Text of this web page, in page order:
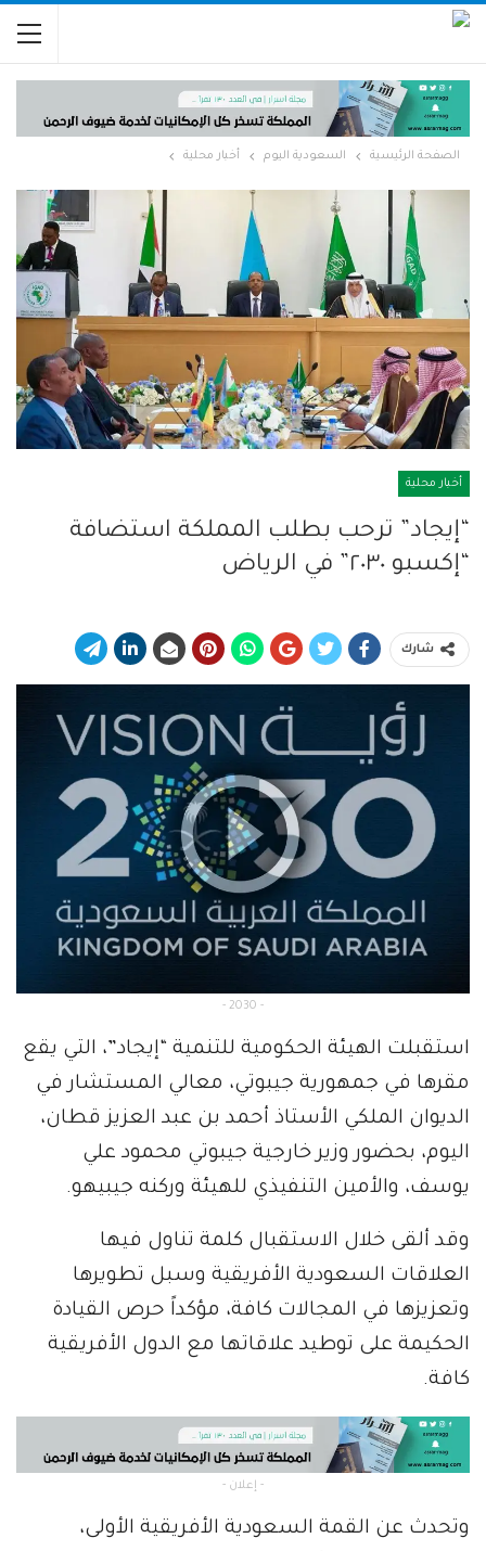
الصفحة الرئيسية السعودية اليوم أخبار محلية
أخبار محلية
“إيجاد” ترحب بطلب المملكة استضافة
“إكسبو ٢٠٣٠” في الرياض
شارك
- 2030 -
استقبلت الهيئة الحكومية للتنمية “إيجاد”، التي يقع
مقرها في جمهورية جيبوتي، معالي المستشار في
الديوان الملكي الأستاذ أحمد بن عبد العزيز قطان،
اليوم، بحضور وزير خارجية جيبوتي محمود علي
يوسف، والأمين التنفيذي للهيئة وركنه جيبيهو.
وقد ألقى خلال الاستقبال كلمة تناول فيها
العلاقات السعودية الأفريقية وسبل تطويرها
وتعزيزها في المجالات كافة، مؤكداً حرص القيادة
الحكيمة على توطيد علاقاتها مع الدول الأفريقية
كافة.
- إعلان -
وتحدث عن القمة السعودية الأفريقية الأولى،